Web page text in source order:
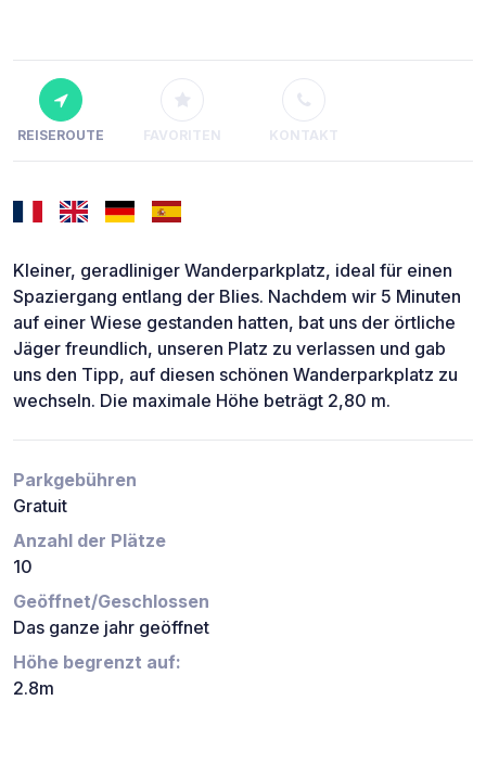
REISEROUTE FAVORITEN KONTAKT
Kleiner, geradliniger Wanderparkplatz, ideal für einen
Spaziergang entlang der Blies. Nachdem wir 5 Minuten
auf einer Wiese gestanden hatten, bat uns der örtliche
Jäger freundlich, unseren Platz zu verlassen und gab
uns den Tipp, auf diesen schönen Wanderparkplatz zu
wechseln. Die maximale Höhe beträgt 2,80 m.
Parkgebühren
Gratuit
Anzahl der Plätze
10
Geöffnet/Geschlossen
Das ganze jahr geöffnet
Höhe begrenzt auf:
2.8m